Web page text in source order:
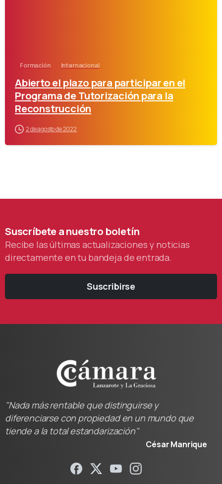
Formación Internacional
Abierto el plazo para participar en el
Programa de Tutorización para la
Reconstrucción
2 de agosto de 2022
Suscríbeteanuestro boletín
Recibe las últimas actualizaciones y noticias
directamente en tu bandeja de entrada.
Suscribirse
"Nada más rentable que distinguirse y
diferenciarse con propiedad en un mundo que
tiende a la total estandarización"
César Manrique